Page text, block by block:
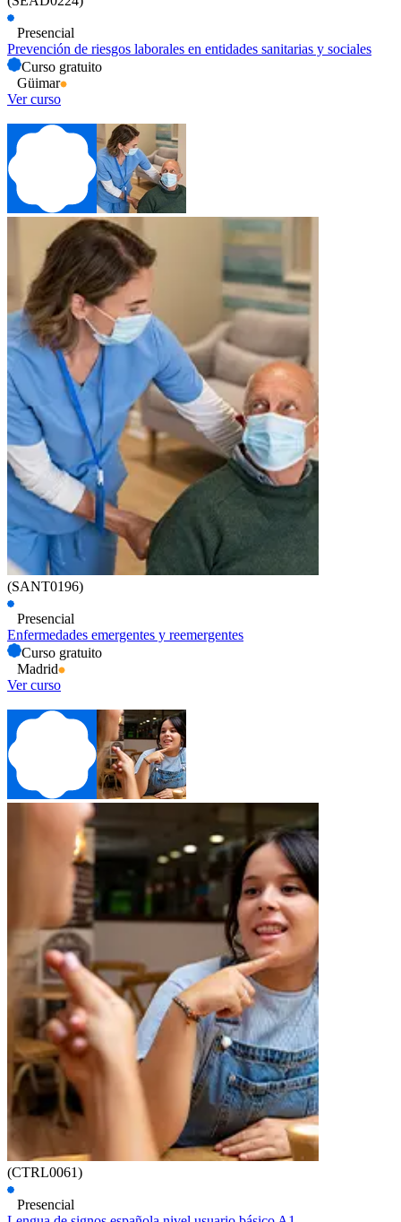
Presencial
Prevención de riesgos laborales en entidades sanitarias y sociales
Curso gratuito
Güimar
Ver curso
(SANT0196)
Presencial
Enfermedades emergentes y reemergentes
Curso gratuito
Madrid
Ver curso
(CTRL0061)
Presencial